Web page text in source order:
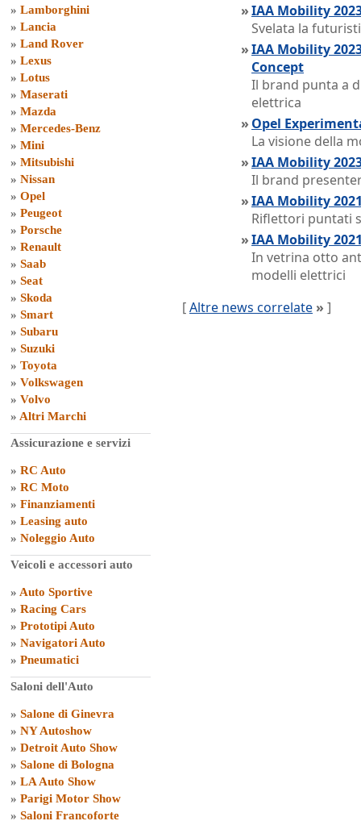
» Lamborghini
» Lancia
» Land Rover
» Lexus
» Lotus
» Maserati
» Mazda
» Mercedes-Benz
» Mini
» Mitsubishi
» Nissan
» Opel
» Peugeot
» Porsche
» Renault
» Saab
» Seat
» Skoda
» Smart
» Subaru
» Suzuki
» Toyota
» Volkswagen
» Volvo
» Altri Marchi
Assicurazione e servizi
» RC Auto
» RC Moto
» Finanziamenti
» Leasing auto
» Noleggio Auto
Veicoli e accessori auto
» Auto Sportive
» Racing Cars
» Prototipi Auto
» Navigatori Auto
» Pneumatici
Saloni dell'Auto
» Salone di Ginevra
» NY Autoshow
» Detroit Auto Show
» Salone di Bologna
» LA Auto Show
» Parigi Motor Show
» Saloni Francoforte
»IAA Mobility
Svelata la
»IAA Mobility
Concept
Il brand punta a
elettrica
» Opel
La visione della
»IAA Mobility
Il brand
»IAA Mobility
Riflettori puntati
»IAA Mobility
In vetrina otto
modelli elettrici
[Altre news correlate » ]